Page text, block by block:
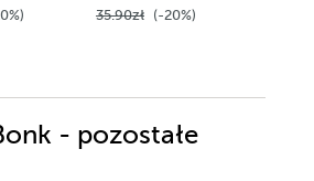
35.90zł (-20%)
- pozostałe